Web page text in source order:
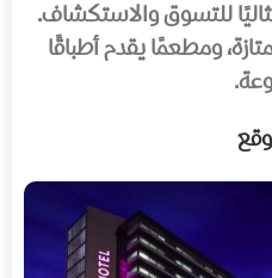
للتسوق والاستكشاف.
ومطعمًا يقدم أطباقًا